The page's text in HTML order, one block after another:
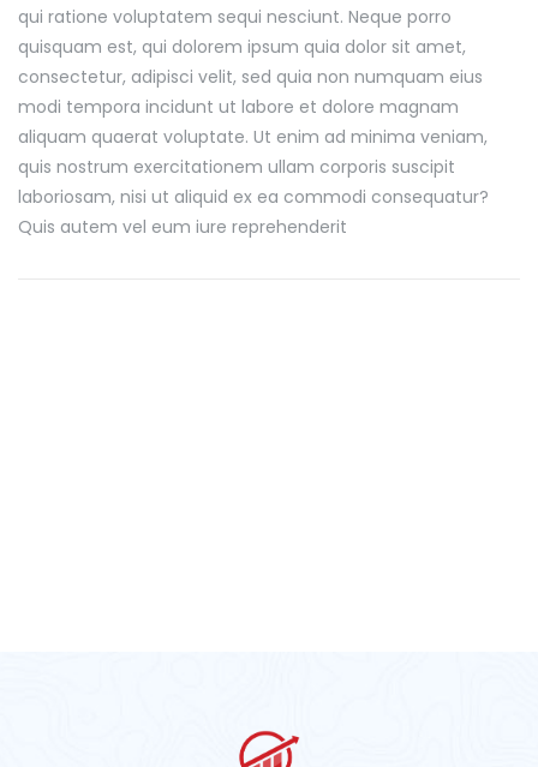
qui ratione voluptatem sequi nesciunt. Neque porro
quisquam est, qui dolorem ipsum quia dolor sit amet,
consectetur, adipisci velit, sed quia non numquam eius
modi tempora incidunt ut labore et dolore magnam
aliquam quaerat voluptate. Ut enim ad minima veniam,
quis nostrum exercitationem ullam corporis suscipit
laboriosam, nisi ut aliquid ex ea commodi consequatur?
Quis autem vel eum iure reprehenderit